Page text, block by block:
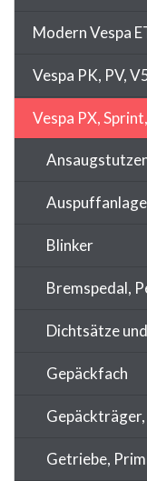
Modern Vespa
Vespa PK, PV,
Vespa PX,
Blinker
Bremspedal,
Dichtsätze
Gepäckfach
Getriebe,